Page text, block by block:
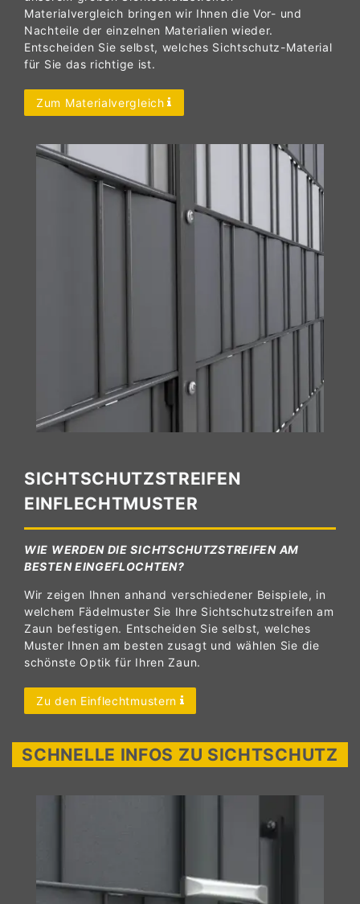
unserem großen Sichtschutzstreifen
Materialvergleich bringen wir Ihnen die Vor- und
Nachteile der einzelnen Materialien wieder.
Entscheiden Sie selbst, welches Sichtschutz-Material
Zum Materialvergleich
SICHTSCHUTZSTREIFEN
WIE WERDEN DIE SICHTSCHUTZSTREIFEN AM
Wir zeigen Ihnen anhand verschiedener Beispiele, in
welchem Fädelmuster Sie Ihre Sichtschutzstreifen am
Zaun befestigen. Entscheiden Sie selbst, welches
Muster Ihnen am besten zusagt und wählen Sie die
Zu den Einflechtmustern
SCHNELLE INFOS ZU SICHTSCHUTZ